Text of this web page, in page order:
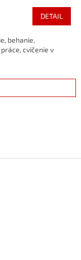
DETAIL
behanie,
cvičenie v